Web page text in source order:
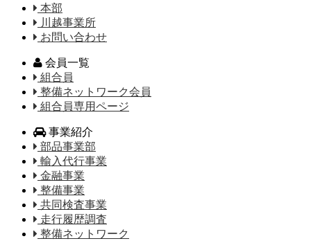
本部
川越事業所
お問い合わせ
会員一覧
組合員
整備ネットワーク会員
組合員専用ページ
事業紹介
部品事業部
輸入代行事業
金融事業
整備事業
共同検査事業
走行履歴調査
整備ネットワーク